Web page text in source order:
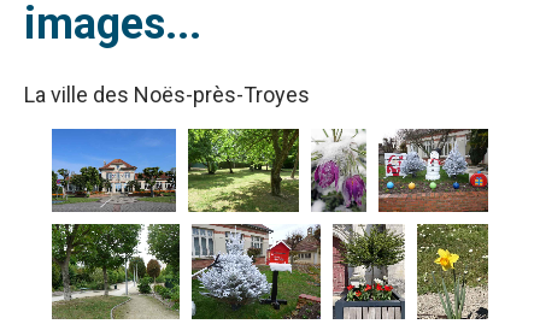
images...
La ville des Noës-près-Troyes